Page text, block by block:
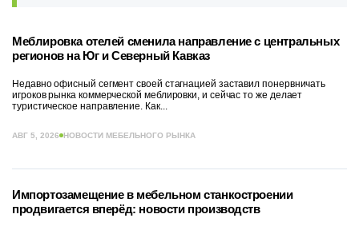
Меблировка отелей сменила направление с центральных
регионов на Юг и Северный Кавказ
Недавно офисный сегмент своей стагнацией заставил понервничать
игроков рынка коммерческой меблировки, и сейчас то же делает
туристическое направление. Как...
АВГ 5, 2026 НОВОСТИ МЕБЕЛЬНОГО РЫНКА
Импортозамещение в мебельном станкостроении
продвигается вперёд: новости производств